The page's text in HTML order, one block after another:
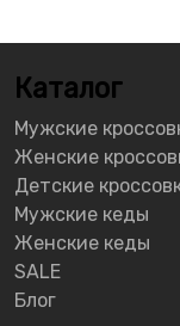
Каталог
Мужские
Женские
Детские
Мужские кеды
Женские кеды
SALE
Блог